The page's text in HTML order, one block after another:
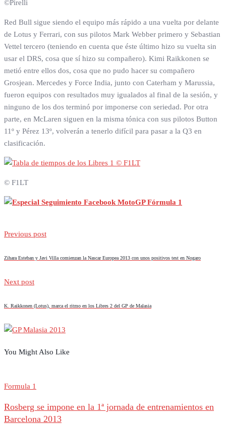
©Pirelli
Red Bull sigue siendo el equipo más rápido a una vuelta por delante
de Lotus y Ferrari, con sus pilotos Mark Webber primero y Sebastian
Vettel tercero (teniendo en cuenta que éste último hizo su vuelta sin
usar el DRS, cosa que sí hizo su compañero). Kimi Raikkonen se
metió entre ellos dos, cosa que no pudo hacer su compañero
Grosjean. Mercedes y Force India, junto con Caterham y Marussia,
fueron equipos con resultados muy igualados al final de la sesión, y
ninguno de los dos terminó por imponerse con seriedad. Por otra
parte, en McLaren siguen en la misma tónica con sus pilotos Button
11º y Pérez 13º, volverán a tenerlo difícil para pasar a la Q3 en
clasificación.
© F1LT
Previous post
Zihara Esteban y Javi Villa comienzan la Nascar Europea 2013 con unos positivos test en Nogaro
Next post
K. Raikkonen (Lotus), marca el ritmo en los Libres 2 del GP de Malasia
You Might Also Like
Formula 1
Rosberg se impone en la 1ª jornada de entrenamientos en
Barcelona 2013